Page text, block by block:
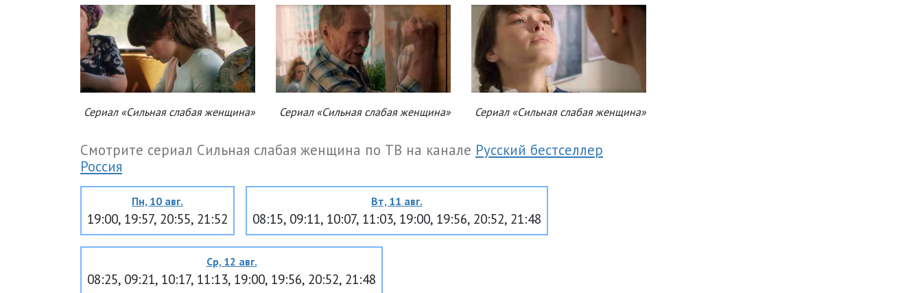
Сериал «Сильная слабая женщина» Сериал «Сильная слабая женщина» Сериал «Сильная слабая женщина»
Смотрите сериал Сильная слабая женщина по ТВ на канале Русский бестселлер
Россия
Пн, 10 авг.
19:00, 19:57, 20:55, 21:52
Вт, 11 авг.
08:15, 09:11, 10:07, 11:03, 19:00, 19:56, 20:52, 21:48
Ср, 12 авг.
08:25, 09:21, 10:17, 11:13, 19:00, 19:56, 20:52, 21:48